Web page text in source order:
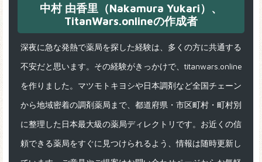
中村 由香里（Nakamura Yukari）、
TitanWars.onlineの作成者
深夜に急な発熱で薬局を探した経験は、多くの方に共通する
不安だと思います。その経験がきっかけで、titanwars.online
を作りました。マツモトキヨシや日本調剤など全国チェーン
から地域密着の調剤薬局まで、都道府県・市区町村・町村別
に整理した日本最大級の薬局ディレクトリです。お近くの信
頼できる薬局をすぐに見つけられるよう、情報は随時更新し